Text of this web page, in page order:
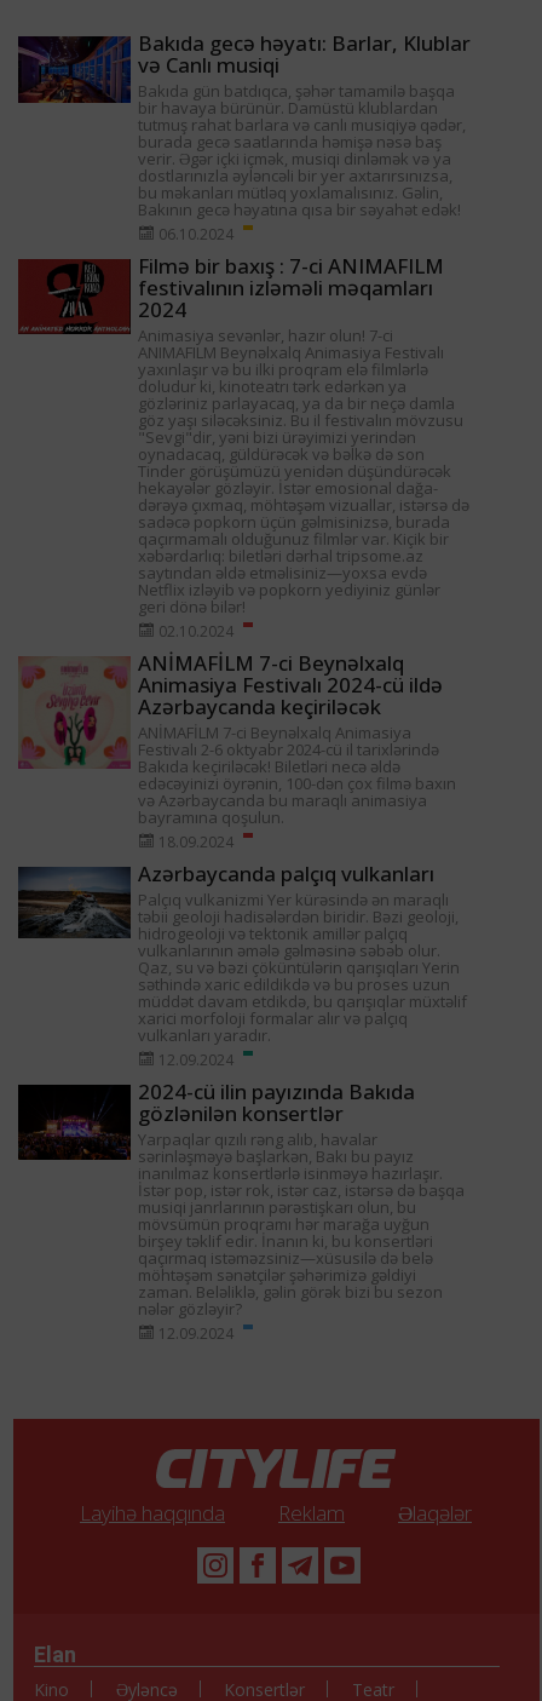
Bakıda gecə həyatı: Barlar, Klublar
və Canlı musiqi
Bakıda gün batdıqca, şəhər tamamilə başqa
bir havaya bürünür. Damüstü klublardan
tutmuş rahat barlara və canlı musiqiyə qədər,
burada gecə saatlarında həmişə nəsə baş
verir. Əgər içki içmək, musiqi dinləmək və ya
dostlarınızla əyləncəli bir yer axtarırsınızsa,
bu məkanları mütləq yoxlamalısınız. Gəlin,
Bakının gecə həyatına qısa bir səyahət edək!
06.10.2024
Filmə bir baxış : 7-ci ANIMAFILM
festivalının izləməli məqamları
2024
Animasiya sevənlər, hazır olun! 7-ci
ANIMAFILM Beynəlxalq Animasiya Festivalı
yaxınlaşır və bu ilki proqram elə filmlərlə
doludur ki, kinoteatrı tərk edərkən ya
gözləriniz parlayacaq, ya da bir neçə damla
göz yaşı siləcəksiniz. Bu il festivalın mövzusu
"Sevgi"dir, yəni bizi ürəyimizi yerindən
oynadacaq, güldürəcək və bəlkə də son
Tinder görüşümüzü yenidən düşündürəcək
hekayələr gözləyir. İstər emosional dağa-
dərəyə çıxmaq, möhtəşəm vizuallar, istərsə də
sadəcə popkorn üçün gəlmisinizsə, burada
qaçırmamalı olduğunuz filmlər var. Kiçik bir
xəbərdarlıq: biletləri dərhal tripsome.az
saytından əldə etməlisiniz—yoxsa evdə
Netflix izləyib və popkorn yediyiniz günlər
geri dönə bilər!
02.10.2024
ANİMAFİLM 7-ci Beynəlxalq
Animasiya Festivalı 2024-cü ildə
Azərbaycanda keçiriləcək
ANİMAFİLM 7-ci Beynəlxalq Animasiya
Festivalı 2-6 oktyabr 2024-cü il tarixlərində
Bakıda keçiriləcək! Biletləri necə əldə
edəcəyinizi öyrənin, 100-dən çox filmə baxın
və Azərbaycanda bu maraqlı animasiya
bayramına qoşulun.
18.09.2024
Azərbaycanda palçıq vulkanları
Palçıq vulkanizmi Yer kürəsində ən maraqlı
təbii geoloji hadisələrdən biridir. Bəzi geoloji,
hidrogeoloji və tektonik amillər palçıq
vulkanlarının əmələ gəlməsinə səbəb olur.
Qaz, su və bəzi çöküntülərin qarışıqları Yerin
səthində xaric edildikdə və bu proses uzun
müddət davam etdikdə, bu qarışıqlar müxtəlif
xarici morfoloji formalar alır və palçıq
vulkanları yaradır.
12.09.2024
2024-cü ilin payızında Bakıda
gözlənilən konsertlər
Yarpaqlar qızılı rəng alıb, havalar
sərinləşməyə başlarkən, Bakı bu payız
inanılmaz konsertlərlə isinməyə hazırlaşır.
İstər pop, istər rok, istər caz, istərsə də başqa
musiqi janrlarının pərəstişkarı olun, bu
mövsümün proqramı hər marağa uyğun
birşey təklif edir. İnanın ki, bu konsertləri
qaçırmaq istəməzsiniz—xüsusilə də belə
möhtəşəm sənətçilər şəhərimizə gəldiyi
zaman. Beləliklə, gəlin görək bizi bu sezon
nələr gözləyir?
12.09.2024
Layihə haqqında Reklam Əlaqələr
Elan
Kino Əyləncə Konsertlər Teatr